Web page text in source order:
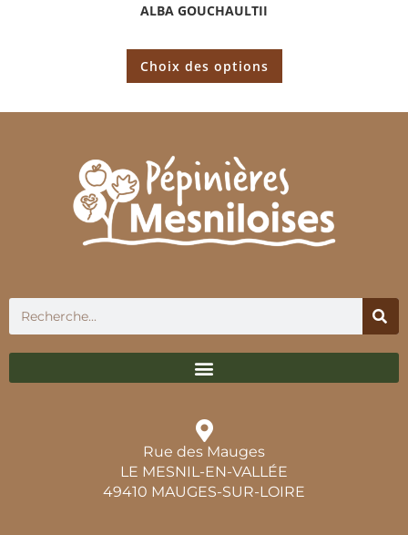
ALBA GOUCHAULTII
Choix des options
Rue des Mauges
LE MESNIL-EN-VALLÉE
49410 MAUGES-SUR-LOIRE